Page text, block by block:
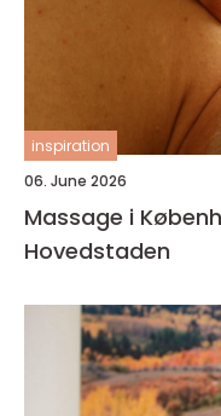
inspiration
06. June 2026
Massage i
Hovedstaden